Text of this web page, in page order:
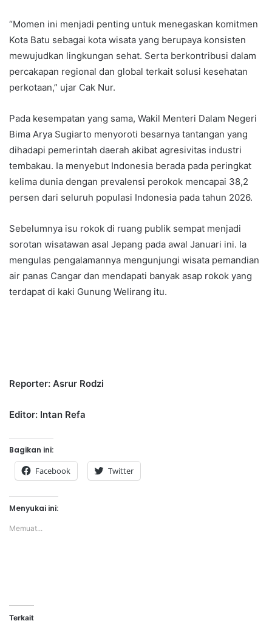
“Momen ini menjadi penting untuk menegaskan komitmen
Kota Batu sebagai kota wisata yang berupaya konsisten
mewujudkan lingkungan sehat. Serta berkontribusi dalam
percakapan regional dan global terkait solusi kesehatan
perkotaan,” ujar Cak Nur.
Pada kesempatan yang sama, Wakil Menteri Dalam Negeri
Bima Arya Sugiarto menyoroti besarnya tantangan yang
dihadapi pemerintah daerah akibat agresivitas industri
tembakau. Ia menyebut Indonesia berada pada peringkat
kelima dunia dengan prevalensi perokok mencapai 38,2
persen dari seluruh populasi Indonesia pada tahun 2026.
Sebelumnya isu rokok di ruang publik sempat menjadi
sorotan wisatawan asal Jepang pada awal Januari ini. Ia
mengulas pengalamannya mengunjungi wisata pemandian
air panas Cangar dan mendapati banyak asap rokok yang
terdapat di kaki Gunung Welirang itu.
Reporter: Asrur Rodzi
Editor: Intan Refa
Bagikan ini:
Facebook Twitter
Menyukai ini:
Memuat...
Terkait